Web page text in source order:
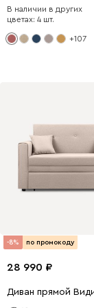
В наличии в других
цветах: 4 шт.
+107
-8% по промокоду
28 990
Диван прямой